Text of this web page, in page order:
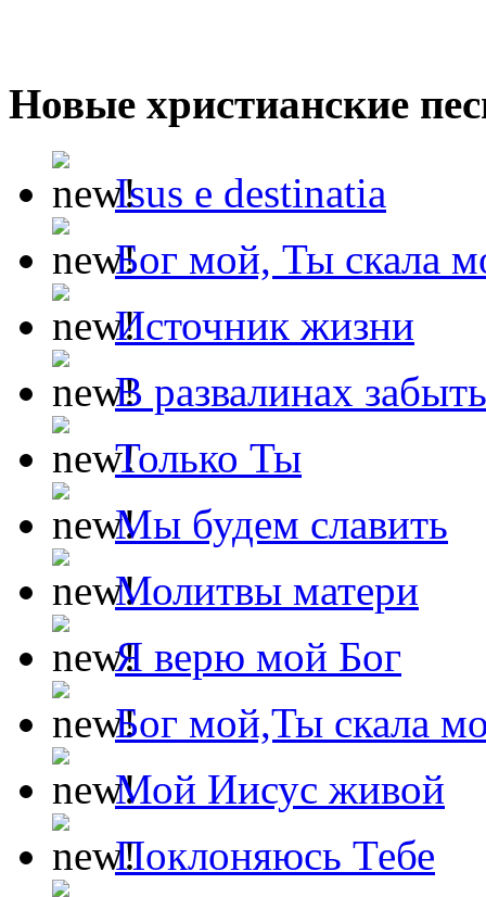
Новые христианские
Isus e destinatia
Бог мой, Ты скала
Источник жизни
В развалинах
Только Ты
Мы будем славить
Молитвы матери
Я верю мой Бог
Бог мой,Ты скала
Мой Иисус живой
Поклоняюсь Тебе